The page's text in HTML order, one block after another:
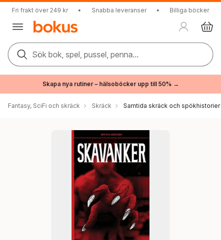
Fri frakt över 249 kr • Snabba leveranser • Billiga böcker
Sök bok, spel, pussel, penna...
Skapa nya rutiner – hälsoböcker upp till 50% →
Fantasy, SciFi och skräck Skräck Samtida skräck och spökhistorier